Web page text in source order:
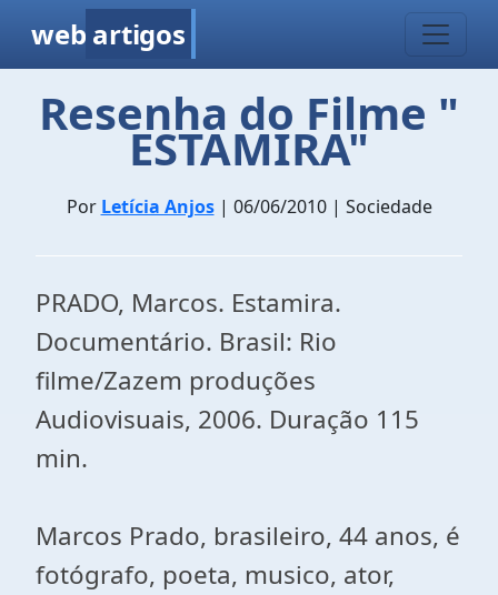
web artigos
Resenha do Filme "
ESTAMIRA"
Por Letícia Anjos| 06/06/2010 | Sociedade
PRADO, Marcos. Estamira.
Documentário. Brasil: Rio
filme/Zazem produções
Audiovisuais, 2006. Duração 115
min.
Marcos Prado, brasileiro, 44 anos, é
fotógrafo, poeta, musico, ator,